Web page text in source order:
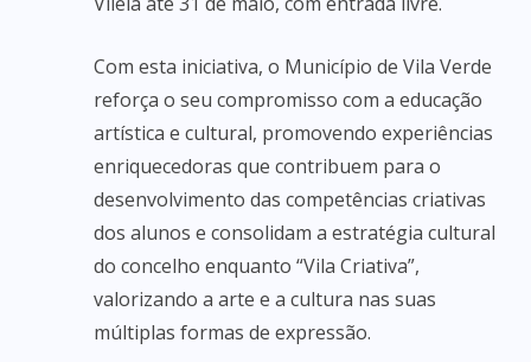
Com esta iniciativa, o Município de Vila Verde
reforça o seu compromisso com a educação
artística e cultural, promovendo experiências
enriquecedoras que contribuem para o
desenvolvimento das competências criativas
dos alunos e consolidam a estratégia cultural
do concelho enquanto “Vila Criativa”,
valorizando a arte e a cultura nas suas
múltiplas formas de expressão.